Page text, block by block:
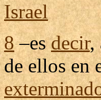
Israel
8–esdecir,
de ellos en